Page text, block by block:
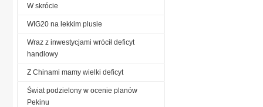
W skrócie
WIG20 na lekkim plusie
Wraz z inwestycjami wrócił deficyt
handlowy
Z Chinami mamy wielki deficyt
Świat podzielony w ocenie planów
Pekinu